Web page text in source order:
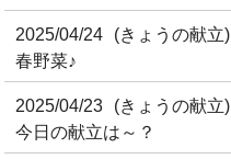
2025/04/24
(きょうの献立)
春野菜♪
2025/04/23
(きょうの献立)
今日の献立は～？